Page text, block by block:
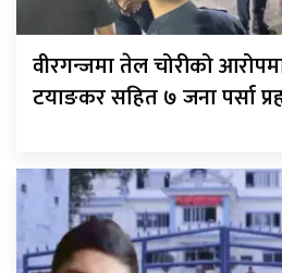
वीरगन्जमा तेल चोरीको
टयाङकर सहित ७ जना पर्सा